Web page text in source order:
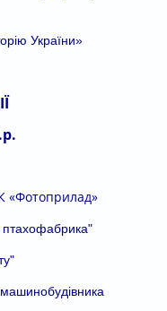
України»
«Фотоприлад»
птахофабрика"